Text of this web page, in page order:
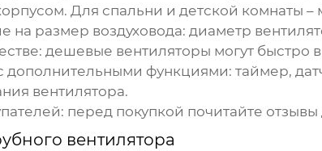
Для спальни и детской комнаты
на размер воздуховода: диаметр
: дешевые вентиляторы могут быстро
дополнительными функциями: таймер,
вентилятора.
: перед покупкой почитайте
вентилятора